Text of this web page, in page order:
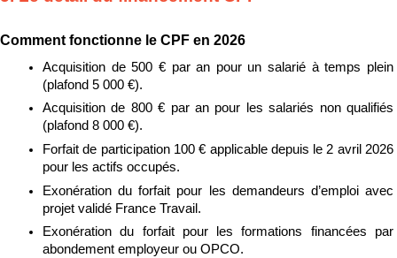
Comment fonctionne le CPF en 2026
Acquisition de 500 € par an pour un salarié à temps plein
(plafond 5 000 €).
Acquisition de 800 € par an pour les salariés non qualifiés
(plafond 8 000 €).
Forfait de participation 100 € applicable depuis le 2 avril 2026
pour les actifs occupés.
Exonération du forfait pour les demandeurs d’emploi avec
projet validé France Travail.
Exonération du forfait pour les formations financées par
abondement employeur ou OPCO.